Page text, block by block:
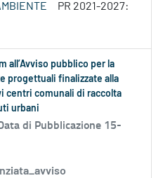
PR 2021-2027:
all’Avviso pubblico per la
progettuali finalizzate alla
centri comunali di raccolta
urbani
di Pubblicazione 15-